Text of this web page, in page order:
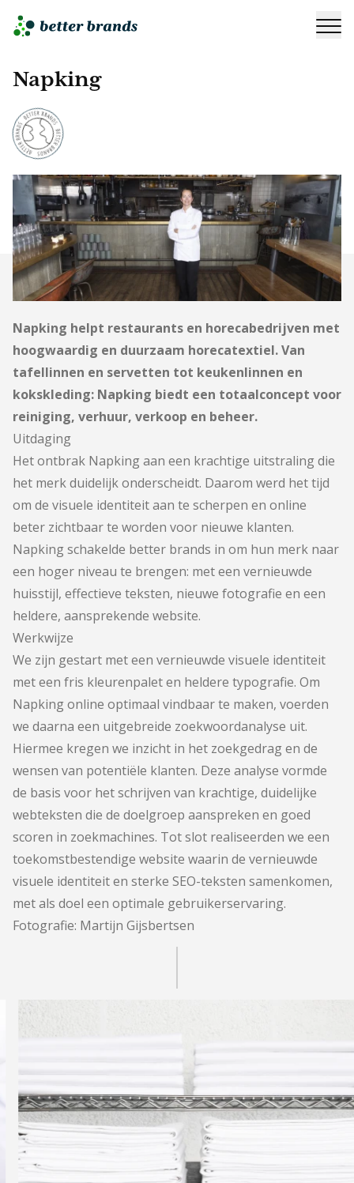
Napking
Napking helpt restaurants en horecabedrijven met
hoogwaardig en duurzaam horecatextiel. Van
tafellinnen en servetten tot keukenlinnen en
kokskleding: Napking biedt een totaalconcept voor
reiniging, verhuur, verkoop en beheer.
Uitdaging
Het ontbrak Napking aan een krachtige uitstraling die
het merk duidelijk onderscheidt. Daarom werd het tijd
om de visuele identiteit aan te scherpen en online
beter zichtbaar te worden voor nieuwe klanten.
Napking schakelde better brands in om hun merk naar
een hoger niveau te brengen: met een vernieuwde
huisstijl, effectieve teksten, nieuwe fotografie en een
heldere, aansprekende website.
Werkwijze
We zijn gestart met een vernieuwde visuele identiteit
met een fris kleurenpalet en heldere typografie. Om
Napking online optimaal vindbaar te maken, voerden
we daarna een uitgebreide zoekwoordanalyse uit.
Hiermee kregen we inzicht in het zoekgedrag en de
wensen van potentiële klanten. Deze analyse vormde
de basis voor het schrijven van krachtige, duidelijke
webteksten die de doelgroep aanspreken en goed
scoren in zoekmachines. Tot slot realiseerden we een
toekomstbestendige website waarin de vernieuwde
visuele identiteit en sterke SEO-teksten samenkomen,
met als doel een optimale gebruikerservaring.
Fotografie: Martijn Gijsbertsen